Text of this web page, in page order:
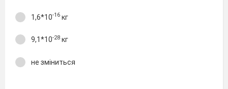
1,6*10-16 кг
9,1*10-28 кг
не зміниться